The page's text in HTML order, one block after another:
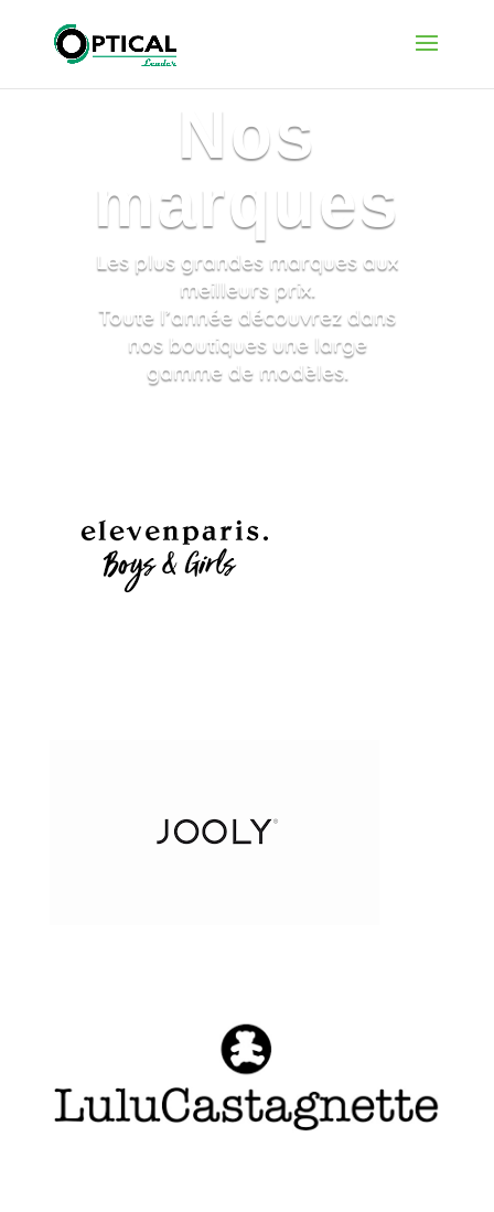
Nos
marques
Les plus grandes marques aux
meilleurs prix.
Toute l’année découvrez dans
nos boutiques une large
gamme de modèles.